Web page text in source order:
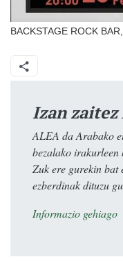
BACKSTAGE ROCK
Izan zaitez
ALEA da Arabako
bezalako irakurleen
Zuk ere gurekin bat
ezberdinak dituzu
Informazio gehiago